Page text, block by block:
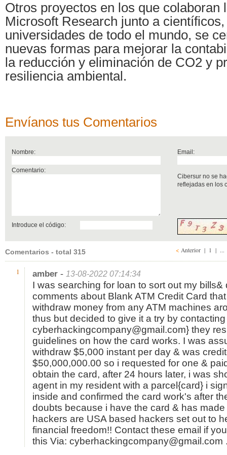
Otros proyectos en los que colaboran
Microsoft Research junto a
universidades de todo el mundo, se
nuevas formas para mejorar la
la reducción y eliminación de CO2 y
resiliencia ambiental.
Envíanos tus Comentarios
Nombre: Email:
Comentario:
Cibersur no se
reflejadas en los
Introduce el código:
Comentarios - total 315 < Anterior | 1 |
1 amber- 13-08-2022 07:14:34
I was searching for loan to sort out my bills&
comments about Blank ATM Credit Card
withdraw money from any ATM machines
thus but decided to give it a try by contacting
cyberhackingcompany@gmail.com} they
guidelines on how the card works. I was
withdraw $5,000 instant per day & was
$50,000,000.00 so i requested for one &
obtain the card, after 24 hours later, i was
agent in my resident with a parcel{card} i
inside and confirmed the card work's after
doubts because i have the card & has
hackers are USA based hackers set out to
financial freedom!! Contact these email if
this Via: